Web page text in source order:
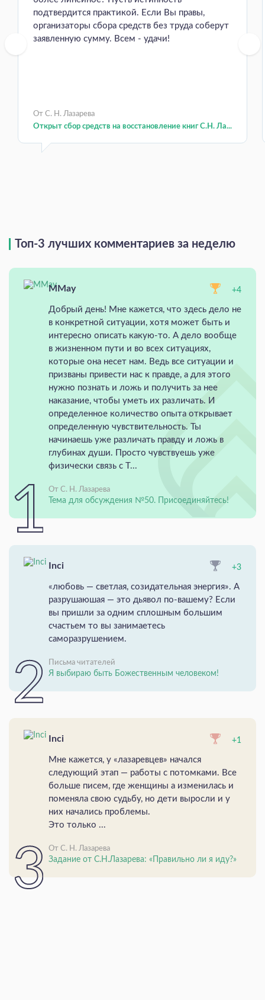
подтвердится практикой. Если Вы правы,
организаторы сбора средств без труда соберут
заявленную сумму. Всем - удачи!
От С. Н. Лазарева
Открыт сбор средств на восстановление книг С.Н. Ла...
Топ-3 лучших комментариев за неделю
MMay +4
Добрый день! Мне кажется, что здесь дело не
в конкретной ситуации, хотя может быть и
интересно описать какую-то. А дело вообще
в жизненном пути и во всех ситуациях,
которые она несет нам. Ведь все ситуации и
призваны привести нас к правде, а для этого
нужно познать и ложь и получить за нее
наказание, чтобы уметь их различать. И
определенное количество опыта открывает
определенную чувствительность. Ты
начинаешь уже различать правду и ложь в
глубинах души. Просто чувствуешь уже
физически связь с Т...
От С. Н. Лазарева
Тема для обсуждения №50. Присоединяйтесь!
Inci +3
«любовь — светлая, созидательная энергия». А
разрушаюшая — это дьявол по-вашему? Если
вы пришли за одним сплошным большим
счастьем то вы занимаетесь
саморазрушением.
Письма читателей
Я выбираю быть Божественным человеком!
Inci +1
Мне кажется, у «лазаревцев» начался
следующий этап — работы с потомками. Все
больше писем, где женщины а изменилась и
поменяла свою судьбу, но дети выросли и у
них начались проблемы.
Это только ...
От С. Н. Лазарева
Задание от С.Н.Лазарева: «Правильно ли я иду?»